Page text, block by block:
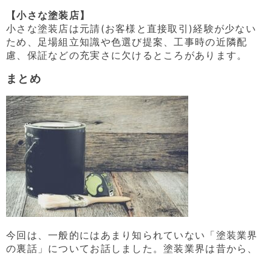
【小さな塗装店】
小さな塗装店は元請(お客様と直接取引)経験が少ない
ため、足場組立知識や色選び提案、工事時の近隣配
慮、保証などの充実さに欠けるところがあります。
まとめ
今回は、一般的にはあまり知られていない「塗装業界
の裏話」についてお話しました。塗装業界は昔から、